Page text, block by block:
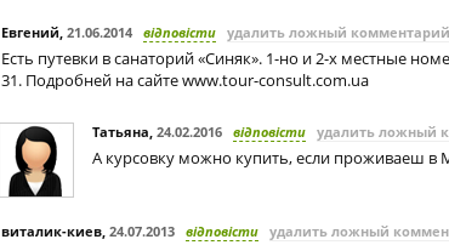
Евгений, 21.06.2014 відповісти удалить ложный комментарий
Есть путевки в санаторий «Синяк». 1-но и 2-х местные
31. Подробней на сайте www.tour-consult.com.ua
Татьяна, 24.02.2016 відповісти удалить ложный
А курсовку можно купить, если проживаеш в
виталик-киев, 24.07.2013 відповісти удалить ложный